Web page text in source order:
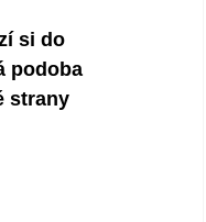
si do
podoba
strany